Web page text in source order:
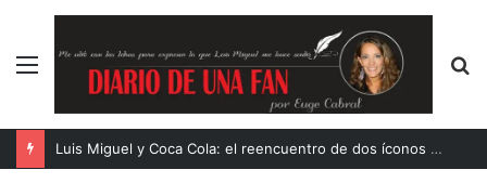
Menú
Luis Miguel y Coca Cola: el reencuentro de dos íconos eternos